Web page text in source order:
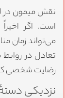
نقش میمون در
است. اگر
می‌تواند زمان
تعادل در
رضایت شخصی
نزدیکی